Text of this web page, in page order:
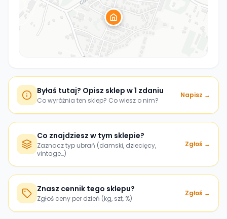
Byłaś tutaj? Opisz sklep w 1 zdaniu
Co wyróżnia ten sklep? Co wiesz o nim?
Napisz →
Co znajdziesz w tym sklepie?
Zaznacz typ ubrań (damski, dziecięcy,
vintage…)
Zgłoś →
Znasz cennik tego sklepu?
Zgłoś ceny per dzień (kg, szt, %)
Zgłoś →